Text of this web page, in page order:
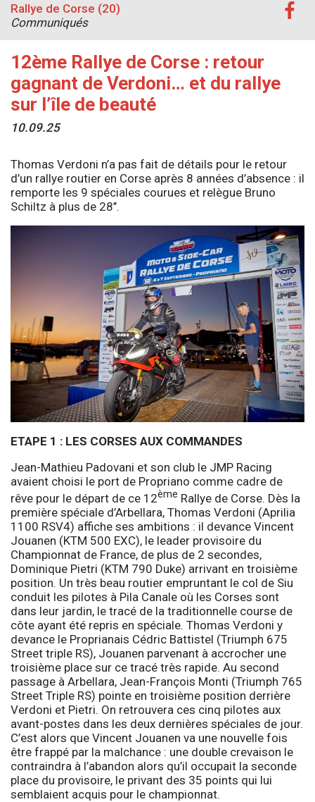
12ème Rallye de Corse : retour
gagnant de Verdoni… et du rallye
sur l’île de beauté
10.09.25
Rallye de Corse (20)
Communiqués
Thomas Verdoni n’a pas fait de détails pour le retour
d’un rallye routier en Corse après 8 années d’absence : il
remporte les 9 spéciales courues et relègue Bruno
Schiltz à plus de 28’’.
ETAPE 1 : LES CORSES AUX COMMANDES
Jean-Mathieu Padovani et son club le JMP Racing
avaient choisi le port de Propriano comme cadre de
rêve pour le départ de ce 12ème Rallye de Corse. Dès la
première spéciale d’Arbellara, Thomas Verdoni (Aprilia
1100 RSV4) affiche ses ambitions : il devance Vincent
Jouanen (KTM 500 EXC), le leader provisoire du
Championnat de France, de plus de 2 secondes,
Dominique Pietri (KTM 790 Duke) arrivant en troisième
position. Un très beau routier empruntant le col de Siu
conduit les pilotes à Pila Canale où les Corses sont
dans leur jardin, le tracé de la traditionnelle course de
côte ayant été repris en spéciale. Thomas Verdoni y
devance le Proprianais Cédric Battistel (Triumph 675
Street triple RS), Jouanen parvenant à accrocher une
troisième place sur ce tracé très rapide. Au second
passage à Arbellara, Jean-François Monti (Triumph 765
Street Triple RS) pointe en troisième position derrière
Verdoni et Pietri. On retrouvera ces cinq pilotes aux
avant-postes dans les deux dernières spéciales de jour.
C’est alors que Vincent Jouanen va une nouvelle fois
être frappé par la malchance : une double crevaison le
contraindra à l’abandon alors qu’il occupait la seconde
place du provisoire, le privant des 35 points qui lui
semblaient acquis pour le championnat.